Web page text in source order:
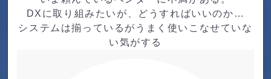
DXに取り組みたいが、どうすればいいのか…
システムは揃っているがうまく使いこなせていな
い気がする